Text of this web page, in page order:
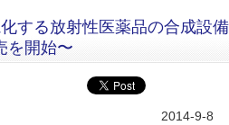
する放射性医薬品の合成設備
を開始〜
2014-9-8